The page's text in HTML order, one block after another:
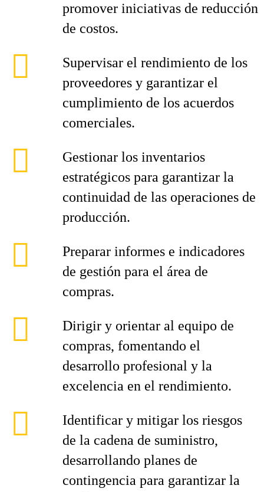
promover iniciativas de reducción
de costos.
Supervisar el rendimiento de los
proveedores y garantizar el
cumplimiento de los acuerdos
comerciales.
Gestionar los inventarios
estratégicos para garantizar la
continuidad de las operaciones de
producción.
Preparar informes e indicadores
de gestión para el área de
compras.
Dirigir y orientar al equipo de
compras, fomentando el
desarrollo profesional y la
excelencia en el rendimiento.
Identificar y mitigar los riesgos
de la cadena de suministro,
desarrollando planes de
contingencia para garantizar la